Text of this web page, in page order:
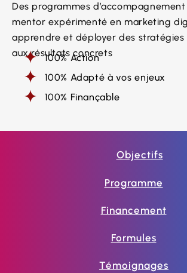
Des programmes
mentor expérimenté en marketing
apprendre et déployer des stratégies
aux résultats concrets
100% Action
100% Adapté à vos enjeux
100% Finançable
Objectifs
Programme
Financement
Formules
Témoignages